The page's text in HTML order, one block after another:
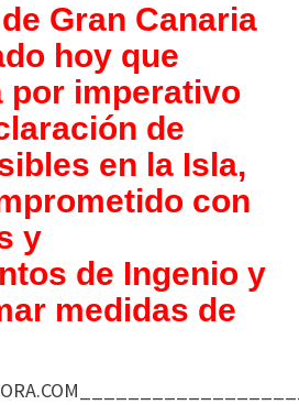
Gran Canaria
hoy que
por imperativo
de
en la Isla,
con
y
de Ingenio y
medidas de